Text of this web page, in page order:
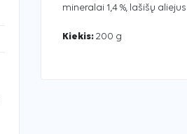
mineralai 1,4 %, lašišų
Kiekis: 200 g